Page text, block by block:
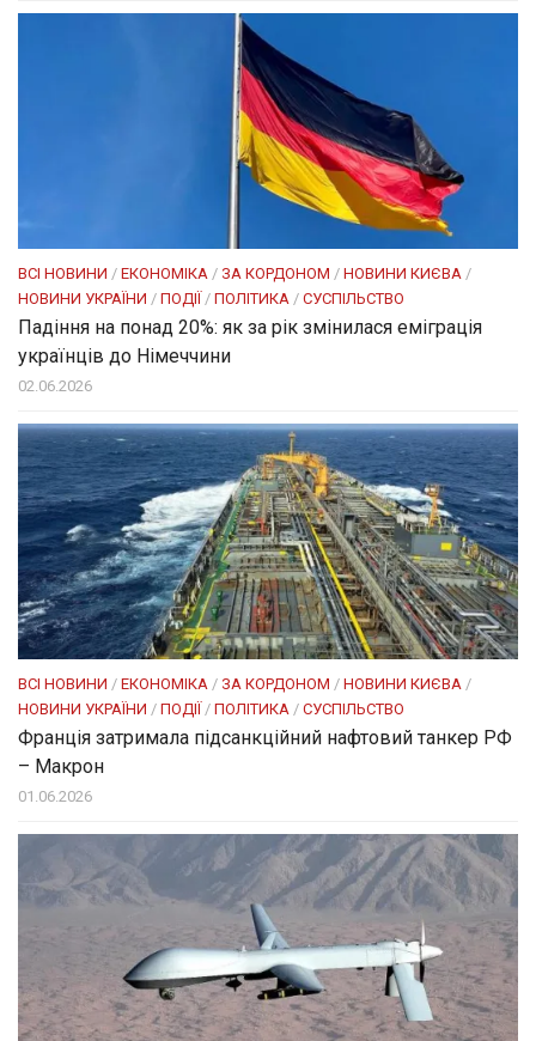
ВСІ НОВИНИ / ЕКОНОМІКА / ЗА КОРДОНОМ / НОВИНИ КИЄВА /
НОВИНИ УКРАЇНИ / ПОДІЇ/ ПОЛІТИКА / СУСПІЛЬСТВО
Падіння на понад 20%: як за рік змінилася еміграція
українців до Німеччини
02.06.2026
ВСІ НОВИНИ / ЕКОНОМІКА / ЗА КОРДОНОМ / НОВИНИ КИЄВА /
НОВИНИ УКРАЇНИ / ПОДІЇ/ ПОЛІТИКА / СУСПІЛЬСТВО
Франція затримала підсанкційний нафтовий танкер РФ
– Макрон
01.06.2026